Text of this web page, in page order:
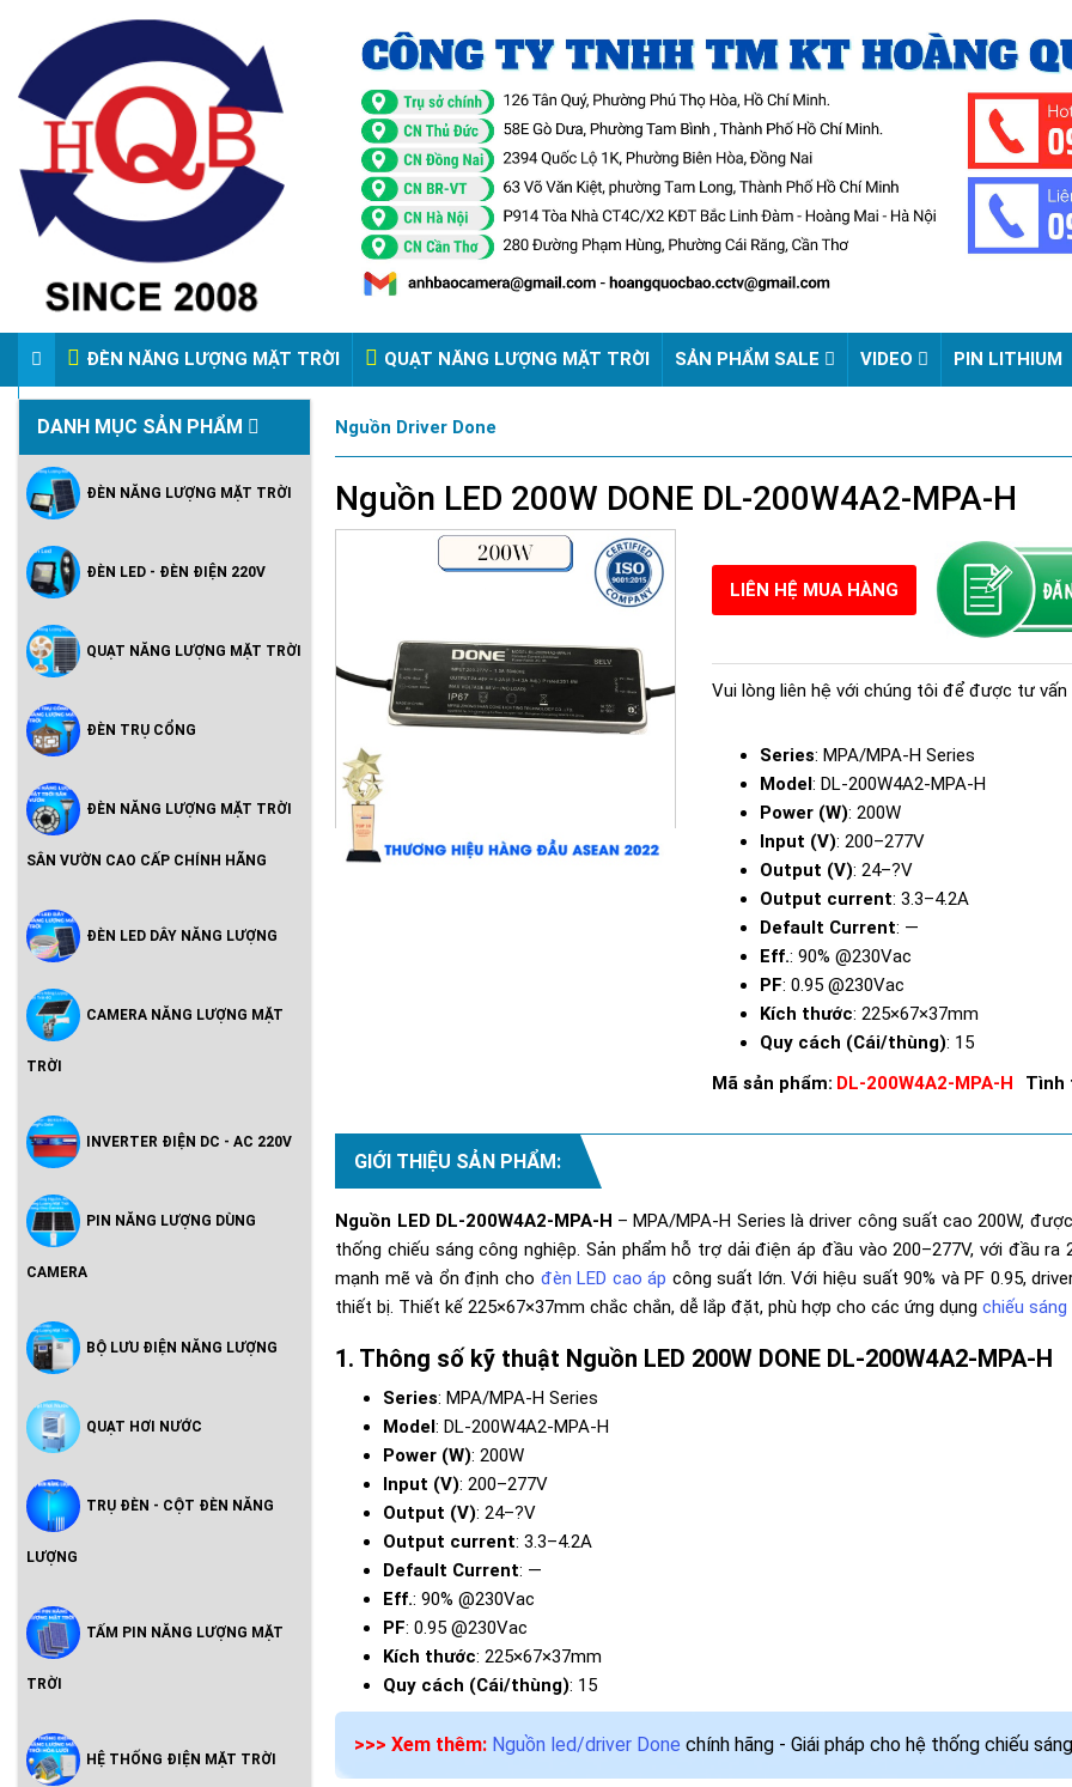
ĐÈN NĂNG LƯỢNG MẶT TRỜI QUẠT NĂNG LƯỢNG MẶT TRỜI SẢN PHẨM SALE VIDEO PIN LITHIUM
VIDEO ĐÈN PHA ĐIỆN 220V
DANH MỤC SẢN PHẨM
ĐÈN NĂNG LƯỢNG MẶT TRỜI
Vườn Cao Cấp Chính Hãng
ĐÈN LED - ĐÈN ĐIỆN 220V
Hoàng Quốc Bảo - Độ Sáng Cao,
QUẠT NĂNG LƯỢNG MẶT TRỜI
ĐÈN TRỤ CỔNG
ĐÈN NĂNG LƯỢNG MẶT TRỜI
SÂN VƯỜN CAO CẤP CHÍNH HÃNG
ĐÈN LED DÂY NĂNG LƯỢNG
CAMERA NĂNG LƯỢNG MẶT
TRỜI
INVERTER ĐIỆN DC - AC 220V
PIN NĂNG LƯỢNG DÙNG
CAMERA
BỘ LƯU ĐIỆN NĂNG LƯỢNG
QUẠT HƠI NƯỚC
TRỤ ĐÈN - CỘT ĐÈN NĂNG
LƯỢNG
TẤM PIN NĂNG LƯỢNG MẶT
TRỜI
HỆ THỐNG ĐIỆN MẶT TRỜI
Nguồn Driver Done
Nguồn LED 200W DONE DL-200W4A2-MPA-H
LIÊN HỆ MUA HÀNG
Vui lòng liên hệ với chúng tôi để được tư vấn
Series: MPA/MPA-H Series
Model: DL-200W4A2-MPA-H
Power (W): 200W
Input (V): 200–277V
Output (V): 24–?V
Output current: 3.3–4.2A
Default Current: —
Eff.: 90% @230Vac
PF: 0.95 @230Vac
Kích thước: 225×67×37mm
Quy cách (Cái/thùng): 15
Mã sản phẩm: DL-200W4A2-MPA-H Tình
GIỚI THIỆU SẢN PHẨM:
Nguồn LED DL-200W4A2-MPA-H – MPA/MPA-H Series là driver công suất cao 200W,
thống chiếu sáng công nghiệp. Sản phẩm hỗ trợ dải điện áp đầu vào 200–277V, với đầu
mạnh mẽ và ổn định cho đèn LED cao áp công suất lớn. Với hiệu suất 90% và PF 0.95,
thiết bị. Thiết kế 225×67×37mm chắc chắn, dễ lắp đặt, phù hợp cho các ứng dụngchiếu
Thông số kỹ thuật Nguồn LED 200W DONE DL-200W4A2-MPA-H
Series: MPA/MPA-H Series
Model: DL-200W4A2-MPA-H
Power (W): 200W
Input (V): 200–277V
Output (V): 24–?V
Output current: 3.3–4.2A
Default Current: —
Eff.: 90% @230Vac
PF: 0.95 @230Vac
Kích thước: 225×67×37mm
Quy cách (Cái/thùng): 15
>>> Xem thêm: Nguồn led/driver Done chính hãng - Giái pháp cho hệ thống chiếu